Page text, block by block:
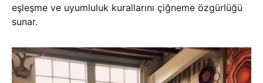
eşleşme ve uyumluluk kurallarını çiğneme özgürlüğü
sunar.